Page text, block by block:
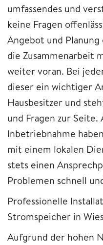
umfassendes und
keine Fragen
Angebot und
die Zusammenarbeit
weiter voran. Bei
dieser ein wichtiger
Hausbesitzer und
und Fragen zur Seite.
Inbetriebnahme
mit einem lokalen
stets einen
Problemen schnell
Professionelle
Stromspeicher in
Aufgrund der hohen